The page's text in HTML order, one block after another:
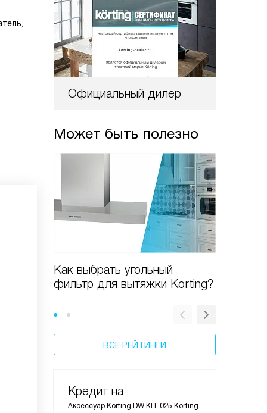
Официальный дилер
Может быть полезно
Как выбрать угольный
фильтр для вытяжки Korting?
ВСЕ РЕЙТИНГИ
Кредит на
Аксессуар Korting DW KIT 025 Korting